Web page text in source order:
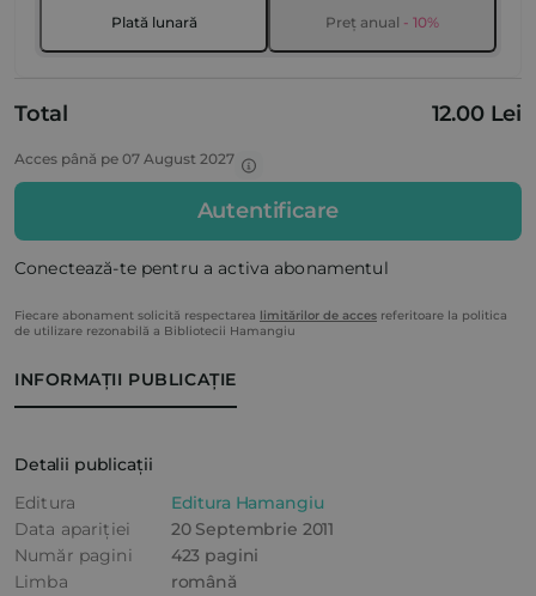
INFORMAȚII PUBLICAȚIE
Detalii publicații
Editura
Editura Hamangiu
Data apariției
20 Septembrie 2011
Număr pagini
423 pagini
Limba
română
Plată lunară Preț anual - 10%
Total 12.00 Lei
Acces până pe 07 August 2027
Autentificare
Conectează-te pentru a activa abonamentul
Fiecare abonament solicită respectarea limitărilor de acces referitoare la politica
de utilizare rezonabilă a Bibliotecii Hamangiu